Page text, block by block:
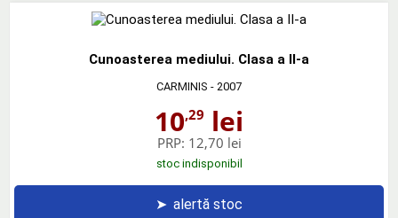
Cunoasterea mediului. Clasa a II-a
CARMINIS - 2007
10,29 lei
PRP: 12,70 lei
stoc indisponibil
➤ alertă stoc